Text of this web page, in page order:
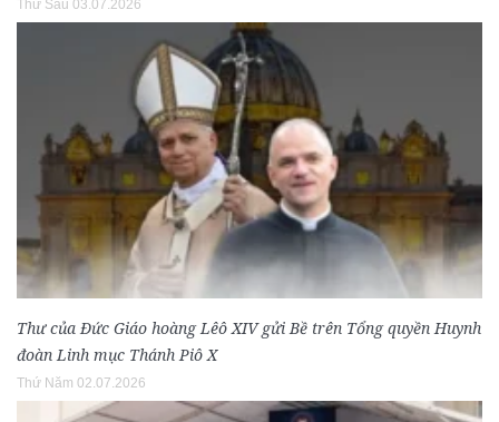
Thứ Sáu 03.07.2026
Thư của Đức Giáo hoàng Lêô XIV gửi Bề trên Tổng quyền Huynh
đoàn Linh mục Thánh Piô X
Thứ Năm 02.07.2026